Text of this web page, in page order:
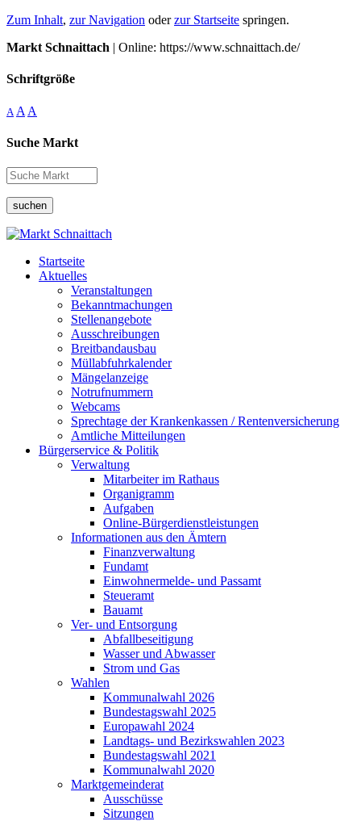
Zum Inhalt, zur Navigation oderzur Startseite springen.
Markt Schnaittach | Online: https://www.schnaittach.de/
Schriftgröße
A A A
Suche Markt
suchen
Startseite
Aktuelles
Veranstaltungen
Bekanntmachungen
Stellenangebote
Ausschreibungen
Breitbandausbau
Müllabfuhrkalender
Mängelanzeige
Notrufnummern
Webcams
Sprechtage der Krankenkassen / Rentenversicherung
Amtliche Mitteilungen
Bürgerservice & Politik
Verwaltung
Mitarbeiter im Rathaus
Organigramm
Aufgaben
Online-Bürgerdienstleistungen
Informationen aus den Ämtern
Finanzverwaltung
Fundamt
Einwohnermelde- und Passamt
Steueramt
Bauamt
Ver- und Entsorgung
Abfallbeseitigung
Wasser und Abwasser
Strom und Gas
Wahlen
Kommunalwahl 2026
Bundestagswahl 2025
Europawahl 2024
Landtags- und Bezirkswahlen 2023
Bundestagswahl 2021
Kommunalwahl 2020
Marktgemeinderat
Ausschüsse
Sitzungen